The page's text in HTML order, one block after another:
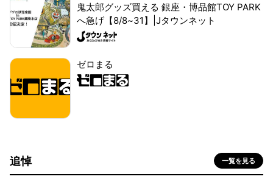
鬼太郎グッズ買える 銀座・博品館TOY PARK
へ急げ【8/8~31】|Jタウンネット
ゼロまる
追悼 一覧を見る